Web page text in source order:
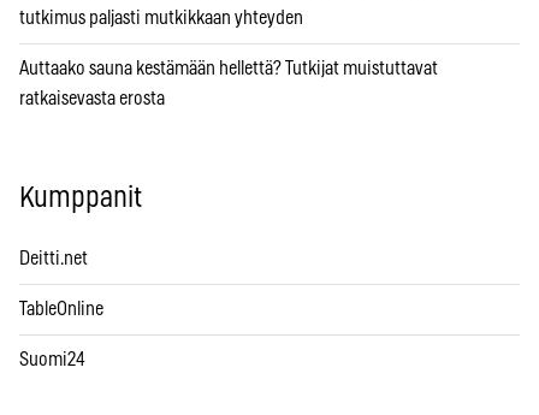
tutkimus paljasti mutkikkaan yhteyden
Auttaako sauna kestämään hellettä? Tutkijat muistuttavat
ratkaisevasta erosta
Kumppanit
Deitti.net
TableOnline
Suomi24